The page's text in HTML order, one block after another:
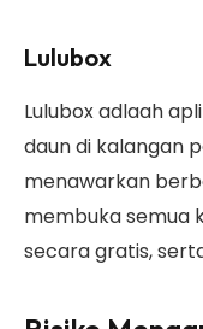
Lulubox
Lulubox adlaah
daun di kalangan
menawarkan
membuka semua
secara gratis,